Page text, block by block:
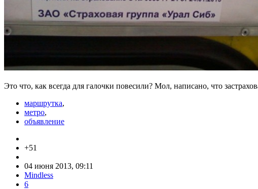
Это что, как всегда для галочки повесили? Мол, написано, что
маршрутка,
метро,
объявление
+51
04 июня 2013, 09:11
Mindless
6